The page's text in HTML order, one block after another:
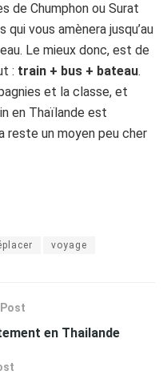
de Chumphon ou Surat
qui vous amènera jusqu’au
Le mieux donc, est de
: train + bus + bateau.
et la classe, et
en Thaïlande est
reste un moyen peu cher
voyage
en Thailande